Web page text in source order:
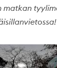
matkan